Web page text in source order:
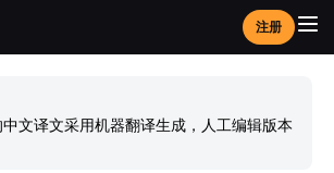
注册
文译文采用机器翻译生成，人工编辑版本